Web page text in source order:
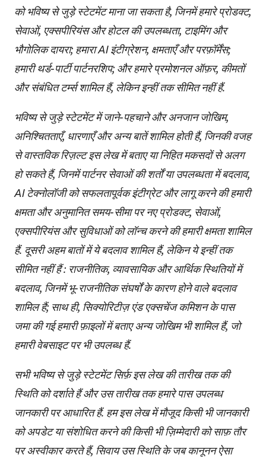
को भविष्य से जुड़े स्टेटमेंट माना जा सकता है, जिनमें हमारे प्रोडक्ट,
सेवाओं, एक्सपीरियंस और होटल की उपलब्धता, टाइमिंग और
भौगोलिक दायरा; हमारा AI इंटीग्रेशन, क्षमताएँ और परफ़ॉर्मेंस;
हमारी थर्ड-पार्टी पार्टनरशिप; और हमारे प्रमोशनल ऑफ़र, कीमतों
और संबंधित टर्म्स शामिल हैं, लेकिन इन्हीं तक सीमित नहीं हैं.
भविष्य से जुड़े स्टेटमेंट में जाने-पहचाने और अनजान जोखिम,
अनिश्चितताएँ, धारणाएँ और अन्य बातें शामिल होती हैं, जिनकी वजह
से वास्तविक रिज़ल्ट इस लेख में बताए या निहित मकसदों से अलग
हो सकते हैं, जिनमें पार्टनर सेवाओं की शर्तों या उपलब्धता में बदलाव,
AI टेक्नोलॉजी को सफलतापूर्वक इंटीग्रेट और लागू करने की हमारी
क्षमता और अनुमानित समय-सीमा पर नए प्रोडक्ट, सेवाओं,
एक्सपीरियंस और सुविधाओं को लॉन्च करने की हमारी क्षमता शामिल
हैं. दूसरी अहम बातों में ये बदलाव शामिल हैं, लेकिन ये इन्हीं तक
सीमित नहीं हैं : राजनीतिक, व्यावसायिक और आर्थिक स्थितियों में
बदलाव, जिनमें भू-राजनीतिक संघर्षों के कारण होने वाले बदलाव
शामिल हैं; साथ ही, सिक्योरिटीज़ एंड एक्सचेंज कमिशन के पास
जमा की गई हमारी फ़ाइलों में बताए अन्य जोखिम भी शामिल हैं, जो
हमारी वेबसाइट पर भी उपलब्ध हैं.
सभी भविष्य से जुड़े स्टेटमेंट सिर्फ़ इस लेख की तारीख तक की
स्थिति को दर्शाते हैं और उस तारीख तक हमारे पास उपलब्ध
जानकारी पर आधारित हैं. हम इस लेख में मौजूद किसी भी जानकारी
को अपडेट या संशोधित करने की किसी भी ज़िम्मेदारी को साफ़ तौर
पर अस्वीकार करते हैं, सिवाय उस स्थिति के जब कानूनन ऐसा